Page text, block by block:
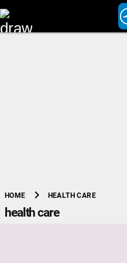
HOME chevron_right HEALTH CARE
health care